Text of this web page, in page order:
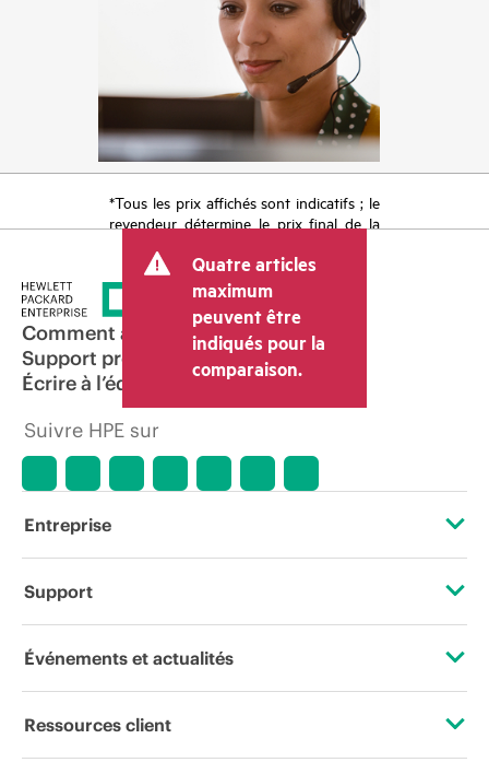
*Tous les prix affichés sont indicatifs ; le
revendeur détermine le prix final de la
tels que la TVA ou les taxes sur la vente
et les frais d’expédition. Le prix de la
transaction déterminé par le revendeur
peut varier par rapport à d’autres
revendeurs et au prix indicatif affiché.
Les prix indicatifs peuvent inclure des
offres promotionnelles limitées dans le
temps. HPE se réserve le droit d’ajuster
les prix à tout moment pour diverses
l’arrêt d’un produit, la disponibilité
période de promotion et des erreurs
dans les publicités.
Quatre articles
maximum
peuvent être
indiqués pour la
comparaison.
Comment acheter
Support produit
Écrire à l’équipe commerciale
Suivre HPE sur
Entreprise
À propos de HPE
Responsabilité d’entreprise
Support
Services d’assistance opérationnelle (OSS)
Événements et actualités
Événements
Ressources client